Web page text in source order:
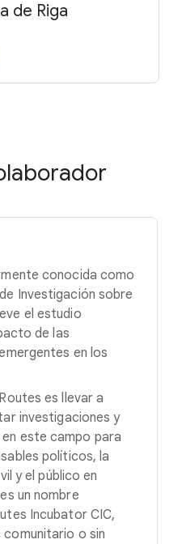
de Riga
conocida como
Investigación sobre
el estudio
de las
en los
es llevar a
investigaciones y
este campo para
políticos, la
y el público en
un nombre
Incubator CIC,
comunitario o sin